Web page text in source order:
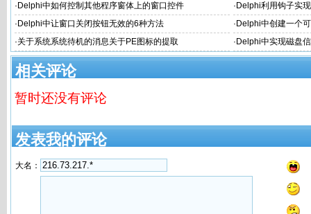
· Delphi中如何控制其他程序窗体上的窗口控件 · Delphi利用钩子实
· Delphi中让窗口关闭按钮无效的6种方法 · Delphi中创建一个
·关于系统系统待机的消息关于PE图标的提取 · Delphi中实现磁盘
相关评论
暂时还没有评论
发表我的评论
大名：